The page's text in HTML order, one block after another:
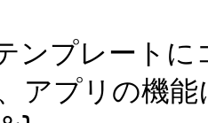
ンプレート
アプリの機能